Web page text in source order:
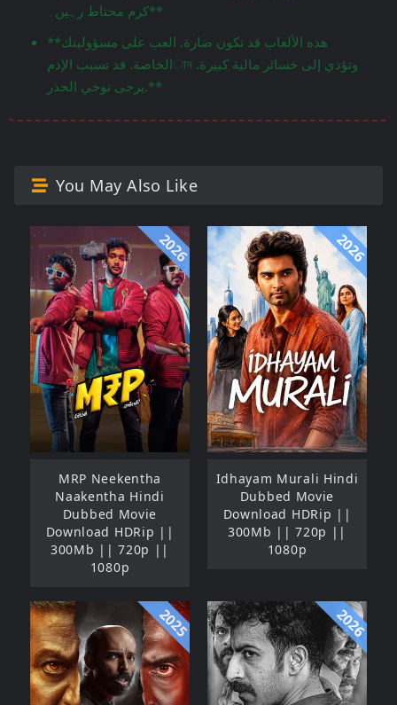
کرم محتاط رہیں۔**
**هذه الألعاب قد تكون ضارة. العب على مسؤوليتك
الخاصة. قد تسبب الإدمান وتؤدي إلى خسائر مالية كبيرة.
يرجى توخي الحذر.**
You May Also Like
2026
MRP Neekentha
Naakentha Hindi
Dubbed Movie
Download HDRip ||
300Mb || 720p ||
1080p
2026
Idhayam Murali Hindi
Dubbed Movie
Download HDRip ||
300Mb || 720p ||
1080p
2025 2026